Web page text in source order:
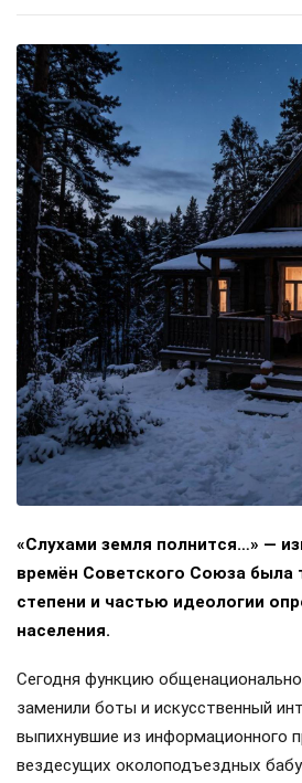
«Слухами земля полнится…» —
времён Советского Союза была
степени и частью идеологии
населения.
Сегодня функцию
заменили боты и искусственный
выпихнувшие из информационного
вездесущих околоподъездных